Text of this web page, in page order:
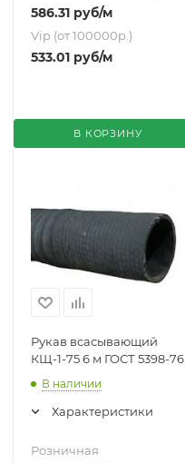
586.31 руб/м
Vip (от 100000р.)
533.01 руб/м
В КОРЗИНУ
Рукав всасывающий
КЩ-1-75 6 м ГОСТ 5398-76
В наличии
Характеристики
Розничная